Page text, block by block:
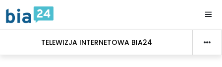
TELEWIZJA INTERNETOWA BIA24